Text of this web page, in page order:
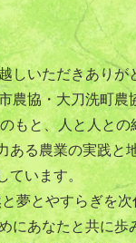
しいただきありが
農協・大刀洗町農
もと、人と人と
ある農業の実践と
ています。
と夢とやすらぎを
にあなたと共に歩